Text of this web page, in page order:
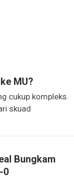
MU?
cukup kompleks.
skuad
Bungkam
0